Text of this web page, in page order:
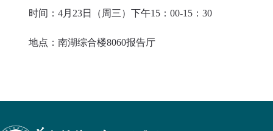
时间：4月23日（周三）下午15：00-15：30
地点：南湖综合楼8060报告厅